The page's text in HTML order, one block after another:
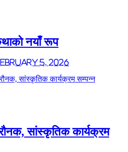
नयाँ रूप
5, 2026
सांस्कृतिक कार्यक्रम